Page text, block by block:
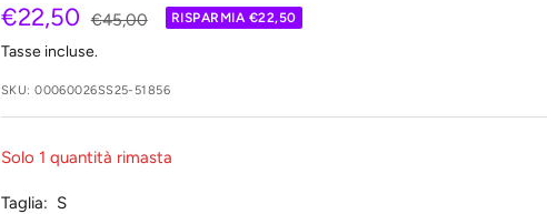
Prezzo
di
vendita
€22,50 Prezzo
regolare
€45,00 RISPARMIA €22,50
Tasse incluse.
SKU:00060026SS25-51856
Solo 1 quantità rimasta
Taglia: S